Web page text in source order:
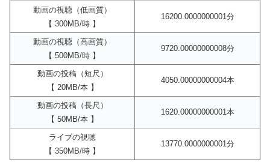
動画の視聴（低画質）
【 300MB/時 】
16200.0000000001分
動画の視聴（高画質）
【 500MB/時 】
9720.00000000008分
動画の投稿（短尺）
【 20MB/本 】
4050.00000000004本
動画の投稿（長尺）
【 50MB/本 】
1620.00000000001本
ライブの視聴
【 350MB/時 】
13770.0000000001分